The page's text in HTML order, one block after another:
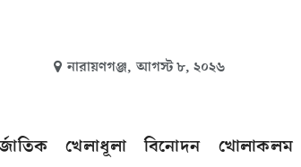
নারায়ণগঞ্জ, আগস্ট ৮, ২০২৬
খেলাধূলা বিনোদন খোলাকলম